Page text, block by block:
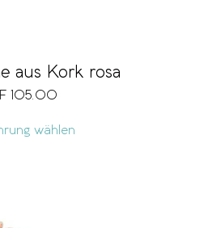
aus Kork rosa
105.00
wählen